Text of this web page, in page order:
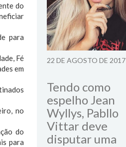
do
para
Fé
em
no
do
para
22 DE AGOSTO DE 2017
Tendo como
espelho Jean
Wyllys, Pabllo
Vittar deve
disputar uma